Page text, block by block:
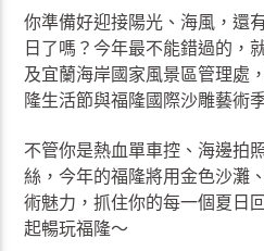
你準備好迎接陽光、海風，還
日了嗎？今年最不能錯過的，
及宜蘭海岸國家風景區管理
隆生活節與福隆國際沙雕藝術
不管你是熱血單車控、海邊拍
絲，今年的福隆將用金色沙灘
術魅力，抓住你的每一個夏日
起暢玩福隆～